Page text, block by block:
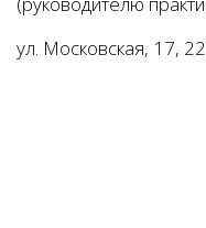
ул. Московская, 17,